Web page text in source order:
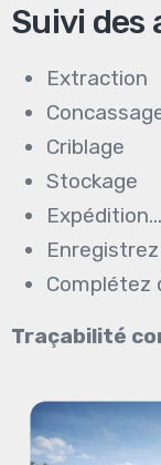
Suivi des
Extraction
Criblage
Stockage
Expédition…
Complétez
Traçabilité